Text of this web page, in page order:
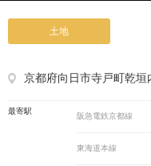
土地
京都府向日市寺戸町乾垣
最寄駅
阪急電鉄京都線
東海道本線